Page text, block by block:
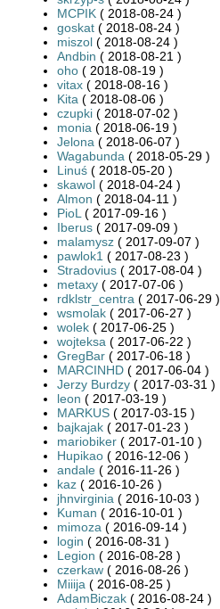
MCPIK ( 2018-08-24 )
goskat ( 2018-08-24 )
miszol ( 2018-08-24 )
Andbin ( 2018-08-21 )
oho ( 2018-08-19 )
vitax ( 2018-08-16 )
Kita ( 2018-08-06 )
czupki ( 2018-07-02 )
monia ( 2018-06-19 )
Jelona ( 2018-06-07 )
Wagabunda ( 2018-05-29 )
Linuś ( 2018-05-20 )
skawol ( 2018-04-24 )
Almon ( 2018-04-11 )
PioL ( 2017-09-16 )
Iberus ( 2017-09-09 )
malamysz ( 2017-09-07 )
pawlok1 ( 2017-08-23 )
Stradovius ( 2017-08-04 )
metaxy ( 2017-07-06 )
rdklstr_centra ( 2017-06-29 )
wsmolak ( 2017-06-27 )
wolek ( 2017-06-25 )
wojteksa ( 2017-06-22 )
GregBar ( 2017-06-18 )
MARCINHD ( 2017-06-04 )
Jerzy Burdzy ( 2017-03-31 )
leon ( 2017-03-19 )
MARKUS ( 2017-03-15 )
bajkajak ( 2017-01-23 )
mariobiker ( 2017-01-10 )
Hupikao ( 2016-12-06 )
andale ( 2016-11-26 )
kaz ( 2016-10-26 )
jhnvirginia ( 2016-10-03 )
Kuman ( 2016-10-01 )
mimoza ( 2016-09-14 )
login ( 2016-08-31 )
Legion ( 2016-08-28 )
czerkaw ( 2016-08-26 )
Miiija ( 2016-08-25 )
AdamBiczak ( 2016-08-24 )